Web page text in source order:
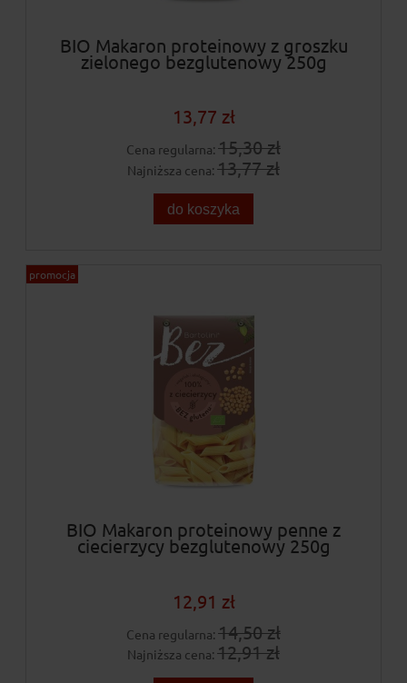
BIO Makaron proteinowy z groszku
zielonego bezglutenowy 250g
13,77 zł
Cena regularna: 15,30 zł
Najniższa cena: 13,77 zł
do koszyka
BIO Makaron proteinowy penne z
ciecierzycy bezglutenowy 250g
12,91 zł
Cena regularna: 14,50 zł
Najniższa cena: 12,91 zł
promocja